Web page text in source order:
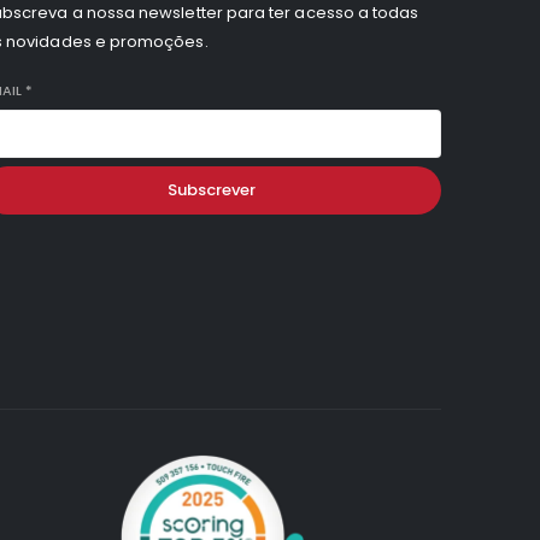
a nossa newsletter para ter acesso a todas
novidades e promoções.
*
Subscrever